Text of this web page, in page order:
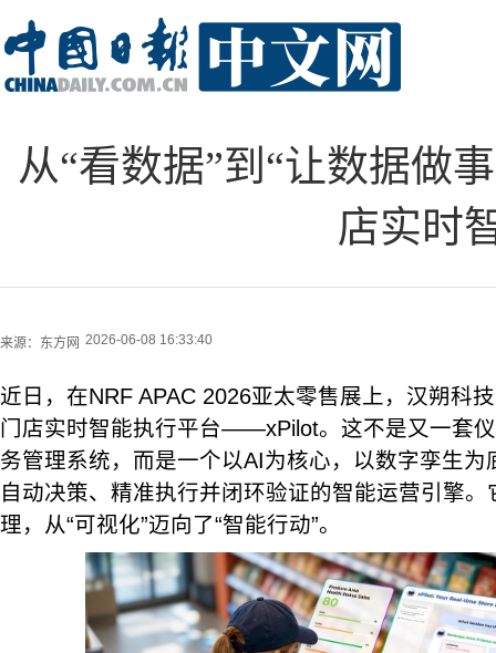
从“看数据”到“让数据做
店实时
来源： 东方网 2026-06-08 16:33:40
近日，在NRF APAC 2026亚太零售展上，汉朔科
门店实时智能执行平台——xPilot。这不是又一套
务管理系统，而是一个以AI为核心，以数字孪生为
自动决策、精准执行并闭环验证的智能运营引擎
理，从“可视化”迈向了“智能行动”。